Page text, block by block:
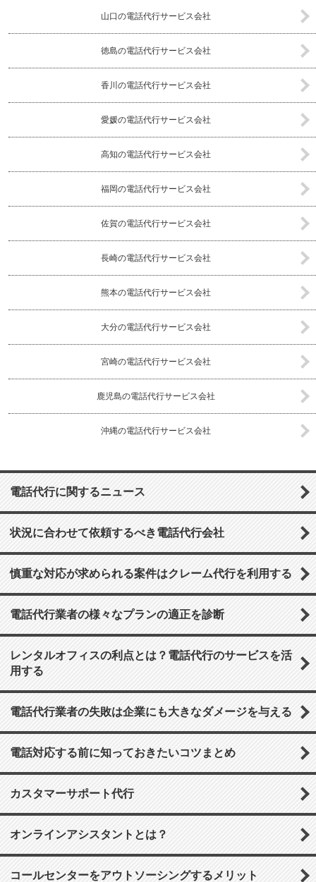
山口の電話代行サービス会社
徳島の電話代行サービス会社
香川の電話代行サービス会社
愛媛の電話代行サービス会社
高知の電話代行サービス会社
福岡の電話代行サービス会社
佐賀の電話代行サービス会社
長崎の電話代行サービス会社
熊本の電話代行サービス会社
大分の電話代行サービス会社
宮崎の電話代行サービス会社
鹿児島の電話代行サービス会社
沖縄の電話代行サービス会社
電話代行に関するニュース
状況に合わせて依頼するべき電話代行会社
慎重な対応が求められる案件はクレーム代行を利用する
電話代行業者の様々なプランの適正を診断
レンタルオフィスの利点とは？電話代行のサービスを活
用する
電話代行業者の失敗は企業にも大きなダメージを与える
電話対応する前に知っておきたいコツまとめ
カスタマーサポート代行
オンラインアシスタントとは？
コールセンターをアウトソーシングするメリット